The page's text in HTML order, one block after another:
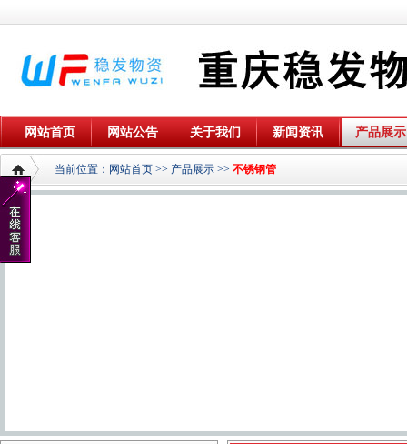
网站首页 网站公告 关于我们 新闻资讯 产品展示
当前位置： 网站首页 >> 产品展示 >> 不锈钢管